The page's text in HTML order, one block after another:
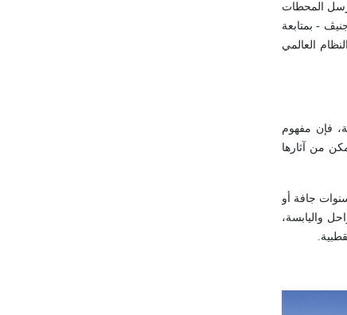
ترسل المحطات
- بمتابعة
العالمي
فإن مفهوم
من آثارها
جافة أو
واليابسة،
.